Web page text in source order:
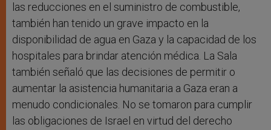
las reducciones en el suministro de combustible,
también han tenido un grave impacto en la
disponibilidad de agua en Gaza y la capacidad de los
hospitales para brindar atención médica. La Sala
también señaló que las decisiones de permitir o
aumentar la asistencia humanitaria a Gaza eran a
menudo condicionales. No se tomaron para cumplir
las obligaciones de Israel en virtud del derecho